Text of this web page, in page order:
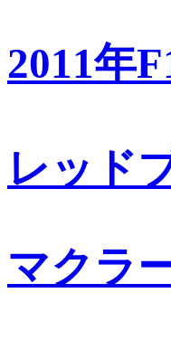
2011年
レッド
マクラ